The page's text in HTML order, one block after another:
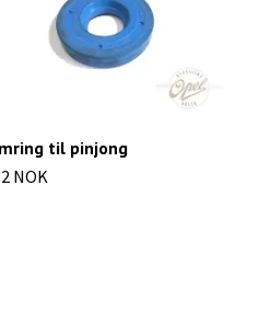
til pinjong
NOK